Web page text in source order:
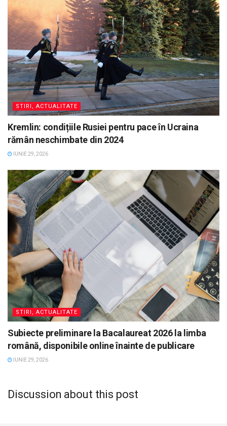
STIRI, ACTUALITATE
Kremlin: condițiile Rusiei pentru pace în Ucraina
rămân neschimbate din 2024
IUNIE 29, 2026
STIRI, ACTUALITATE
Subiecte preliminare la Bacalaureat 2026 la limba
română, disponibile online înainte de publicare
IUNIE 29, 2026
Discussion about this post